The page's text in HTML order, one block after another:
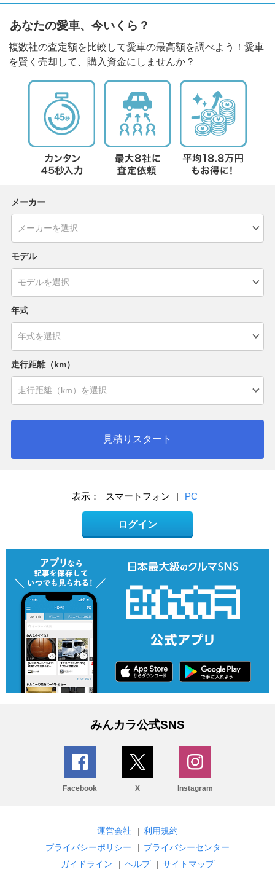
あなたの愛車、今いくら？
複数社の査定額を比較して愛車の最高額を調べよう！愛車
を賢く売却して、購入資金にしませんか？
メーカー
モデル
年式
走行距離（km）
見積りスタート
表示： スマートフォン | PC
ログイン
みんカラ公式SNS
Facebook X Instagram
運営会社 | 利用規約
プライバシーポリシー
| プライバシーセンター
ガイドライン
| ヘルプ | サイトマップ